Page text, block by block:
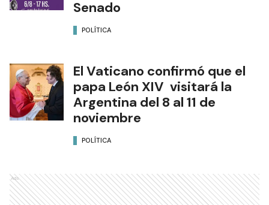
Senado
POLÍTICA
El Vaticano confirmó que el
papa León XIV visitará la
Argentina del 8 al 11 de
noviembre
POLÍTICA
Ads